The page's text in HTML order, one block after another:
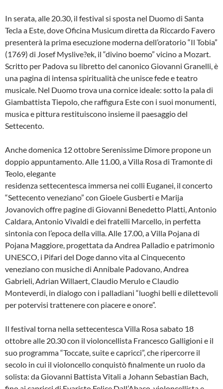
In serata, alle 20.30, il festival si sposta nel Duomo di Santa
Tecla a Este, dove Oficina Musicum diretta da Riccardo Favero
presenterà la prima esecuzione moderna dell’oratorio “Il Tobia”
(1769) di Josef Myslive?ek, il “divino boemo” vicino a Mozart.
Scritto per Padova su libretto del canonico Giovanni Granelli, è
una pagina di intensa spiritualità che unisce fede e teatro
musicale. Nel Duomo trova una cornice ideale: sotto la pala di
Giambattista Tiepolo, che raffigura Este con i suoi monumenti,
musica e pittura restituiscono insieme il paesaggio del
Settecento.
Anche domenica 12 ottobre Serenissime Dimore propone un
doppio appuntamento. Alle 11.00, a Villa Rosa di Tramonte di
Teolo, elegante
residenza settecentesca immersa nei colli Euganei, il concerto
“Settecento veneziano” con Gioele Gusberti e Marija
Jovanovich offre pagine di Giovanni Benedetto Platti, Antonio
Caldara, Antonio Vivaldi e dei fratelli Marcello, in perfetta
sintonia con l’epoca della villa. Alle 17.00, a Villa Pojana di
Pojana Maggiore, progettata da Andrea Palladio e patrimonio
UNESCO, i Pifari del Doge danno vita al Cinquecento
veneziano con musiche di Annibale Padovano, Andrea
Gabrieli, Adrian Willaert, Claudio Merulo e Claudio
Monteverdi, in dialogo con i palladiani “luoghi belli e dilettevoli
per potervisi trattenere con piacere e onore”.
Il festival torna nella settecentesca Villa Rosa sabato 18
ottobre alle 20.30 con il violoncellista Francesco Galligioni e il
suo programma “Toccate, suite e capricci”, che ripercorre il
secolo in cui il violoncello conquistò finalmente un ruolo da
solista: da Giovanni Battista Vitali a Johann Sebastian Bach,